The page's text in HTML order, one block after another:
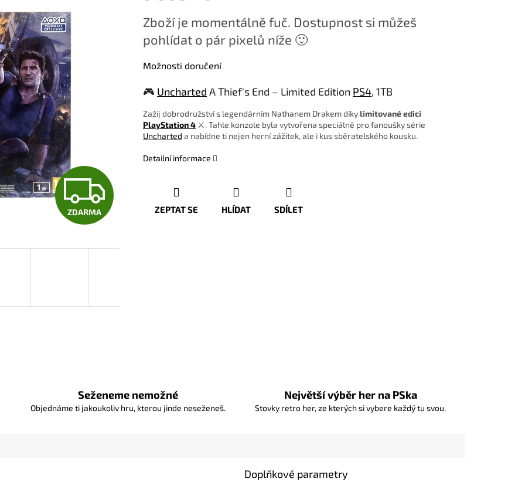
Z
D
R
A
ZDARMA
cena:
Zboží je momentálně fuč. Dostupnost si můžeš
pohlídat o pár pixelů níže 🙂
Možnosti doručení
🎮 Uncharted A Thief's End – Limited Edition PS4, 1TB
Zažij dobrodružství s legendárním Nathanem Drakem díkylimitované edici
PlayStation 4 ⚔️. Tahle konzole byla vytvořena speciálně pro fanoušky série
Uncharted a nabídne ti nejen herní zážitek, ale i kus sběratelského kousku.
Detailní informace
ZEPTAT SE HLÍDAT SDÍLET
Seženeme nemožné
Objednáme ti jakoukoliv hru, kterou jinde neseženeš.
Největší výběr her na PSka
Stovky retro her, ze kterých si vybere každý tu svou.
Doplňkové parametry